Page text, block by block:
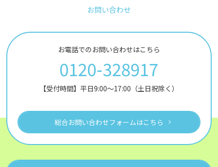
お問い合わせ
お電話でのお問い合わせはこちら
0120-328917
【受付時間】平日9:00～17:00（土日祝除く）
総合お問い合わせフォームはこちら